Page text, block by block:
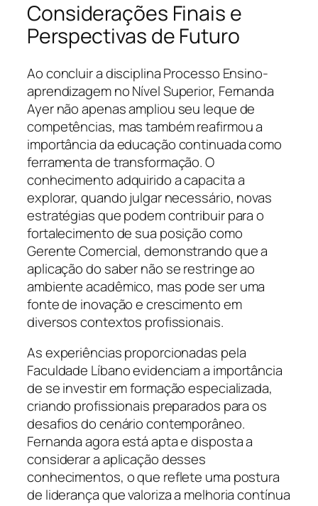
Considerações Finais e
Perspectivas de Futuro
Ao concluir a disciplina Processo Ensino-
aprendizagem no Nível Superior, Fernanda
Ayer não apenas ampliou seu leque de
competências, mas também reafirmou a
importância da educação continuada como
ferramenta de transformação. O
conhecimento adquirido a capacita a
explorar, quando julgar necessário, novas
estratégias que podem contribuir para o
fortalecimento de sua posição como
Gerente Comercial, demonstrando que a
aplicação do saber não se restringe ao
ambiente acadêmico, mas pode ser uma
fonte de inovação e crescimento em
diversos contextos profissionais.
As experiências proporcionadas pela
Faculdade Líbano evidenciam a importância
de se investir em formação especializada,
criando profissionais preparados para os
desafios do cenário contemporâneo.
Fernanda agora está apta e disposta a
considerar a aplicação desses
conhecimentos, o que reflete uma postura
de liderança que valoriza a melhoria contínua